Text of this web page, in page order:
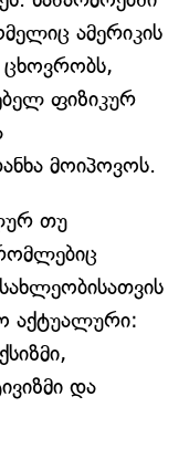
ამერიკის
ფიზიკურ
მოიპოვოს.
თუ
აქტუალური:
და